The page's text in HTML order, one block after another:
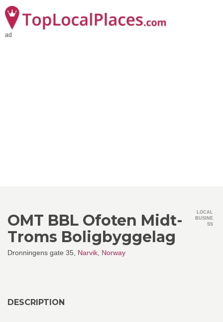
ad
OMT BBL Ofoten Midt-
Troms Boligbyggelag
Dronningens gate 35, Narvik Norway
LOCAL
BUSINE
SS
DESCRIPTION